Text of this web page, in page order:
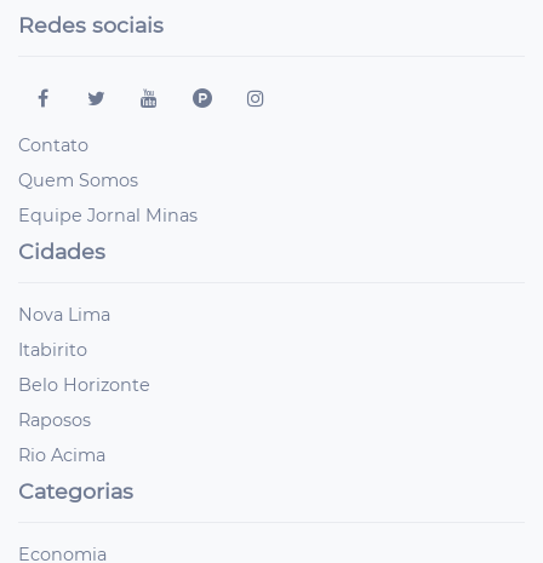
Redes sociais
Contato
Quem Somos
Equipe Jornal Minas
Cidades
Nova Lima
Itabirito
Belo Horizonte
Raposos
Rio Acima
Categorias
Economia